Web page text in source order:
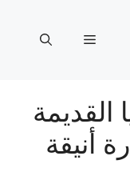
القائمة
القديمة
أنيقة